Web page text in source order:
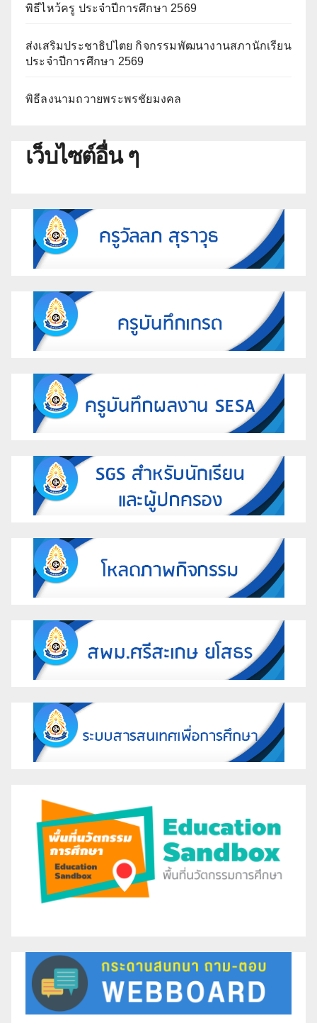
พิธีไหว้ครู ประจำปีการศึกษา 2569
ส่งเสริมประชาธิปไตย กิจกรรมพัฒนางานสภานักเรียน
ประจำปีการศึกษา 2569
พิธีลงนามถวายพระพรชัยมงคล
เว็บไซต์อื่น ๆ